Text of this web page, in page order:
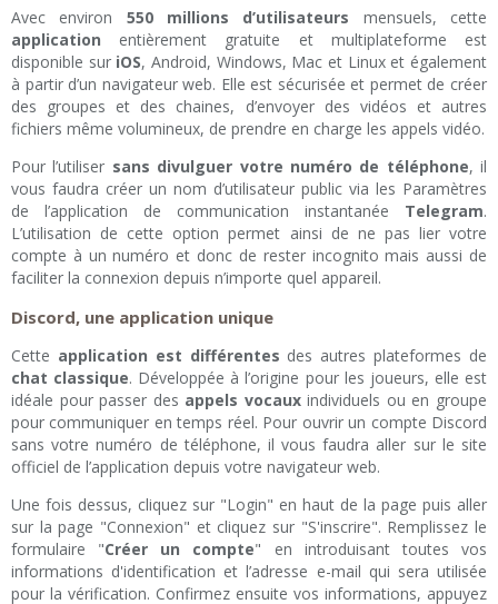
Avec environ 550 millions d’utilisateurs mensuels, cette
application entièrement gratuite et multiplateforme est
disponible sur iOS, Android, Windows, Mac et Linux et également
à partir d’un navigateur web. Elle est sécurisée et permet de créer
des groupes et des chaines, d’envoyer des vidéos et autres
fichiers même volumineux, de prendre en charge les appels vidéo.
Pour l’utiliser sans divulguer votre numéro de téléphone, il
vous faudra créer un nom d’utilisateur public via les Paramètres
de l’application de communication instantanée Telegram.
L’utilisation de cette option permet ainsi de ne pas lier votre
compte à un numéro et donc de rester incognito mais aussi de
faciliter la connexion depuis n’importe quel appareil.
Discord, une application unique
Cette application est différentes des autres plateformes de
chat classique. Développée à l’origine pour les joueurs, elle est
idéale pour passer des appels vocauxindividuels ou en groupe
pour communiquer en temps réel. Pour ouvrir un compte Discord
sans votre numéro de téléphone, il vous faudra aller sur le site
officiel de l’application depuis votre navigateur web.
Une fois dessus, cliquez sur "Login" en haut de la page puis aller
sur la page "Connexion" et cliquez sur "S'inscrire". Remplissez le
formulaire "Créer un compte" en introduisant toutes vos
informations d'identification et l’adresse e-mail qui sera utilisée
pour la vérification. Confirmez ensuite vos informations, appuyez